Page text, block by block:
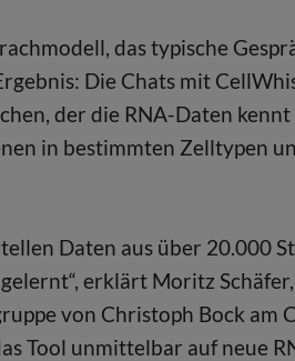
das typische
Die Chats mit
der die RNA-Daten
in bestimmten Zelltypen
Daten aus über 20.000
erklärt Moritz
von Christoph Bock am
Tool unmittelbar auf neue